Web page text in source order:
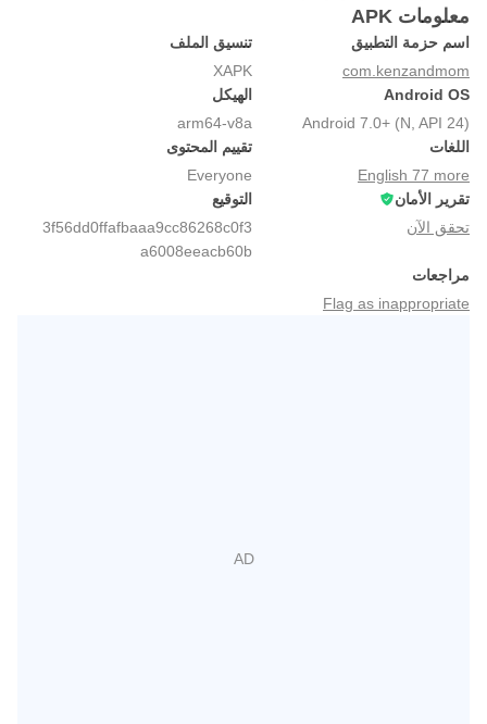
معلومات APK
اسم حزمة التطبيق
com.kenzandmom
تنسيق الملف
XAPK
Android OS
Android 7.0+ (N, API 24)
الهيكل
arm64-v8a
اللغات
English 77 more
تقييم المحتوى
Everyone
تقرير الأمان
تحقق الآن
التوقيع
3f56dd0ffafbaaa9cc86268c0f3
a6008eeacb60b
مراجعات
Flag as inappropriate